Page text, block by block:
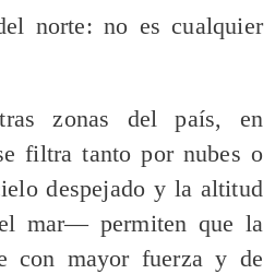
norte: no es cualquier
zonas del país, en
filtra tanto por nubes o
despejado y la altitud
mar— permiten que la
con mayor fuerza y de